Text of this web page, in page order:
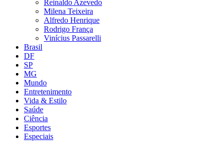
Reinaldo Azevedo
Milena Teixeira
Alfredo Henrique
Rodrigo França
Vinícius Passarelli
Brasil
DF
SP
MG
Mundo
Entretenimento
Vida & Estilo
Saúde
Ciência
Esportes
Especiais